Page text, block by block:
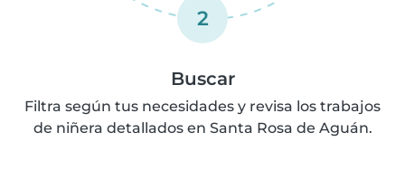
2
Buscar
Filtra según tus necesidades y revisa los trabajos
de niñera detallados en Santa Rosa de Aguán.